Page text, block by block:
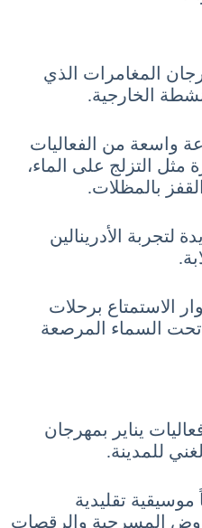
المغامرات الذي
الخارجية.
واسعة من الفعاليات
مثل التزلج على الماء،
بالمظلات.
لتجربة الأدرينالين
الاستمتاع برحلات
تحت السماء المرصعة
يناير بمهرجان
للمدينة.
تقليدية
المسرحية والرقصات